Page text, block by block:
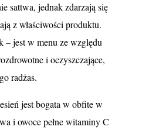
sattwa, jednak zdarzają się
z właściwości produktu.
– jest w menu ze względu
i oczyszczające,
radżas.
jest bogata w obfite w
i owoce pełne witaminy C